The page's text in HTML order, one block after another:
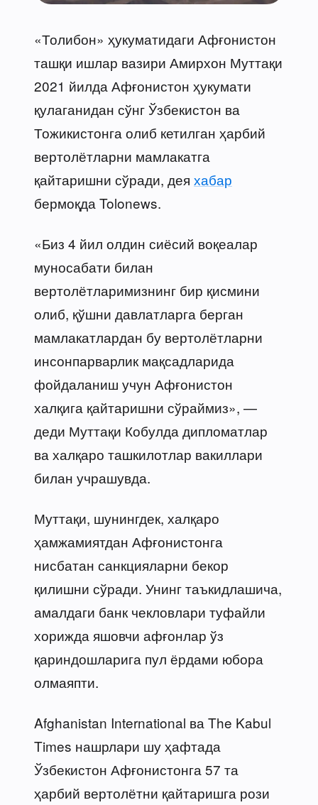
«Толибон» ҳукуматидаги Афғонистон
ташқи ишлар вазири Амирхон Муттақи
2021 йилда Афғонистон ҳукумати
қулаганидан сўнг Ўзбекистон ва
Тожикистонга олиб кетилган ҳарбий
вертолётларни мамлакатга
қайтаришни сўради, дея хабар
бермоқда Tolonews.
«Биз 4 йил олдин сиёсий воқеалар
муносабати билан
вертолётларимизнинг бир қисмини
олиб, қўшни давлатларга берган
мамлакатлардан бу вертолётларни
инсонпарварлик мақсадларида
фойдаланиш учун Афғонистон
халқига қайтаришни сўраймиз», —
деди Муттақи Кобулда дипломатлар
ва халқаро ташкилотлар вакиллари
билан учрашувда.
Муттақи, шунингдек, халқаро
ҳамжамиятдан Афғонистонга
нисбатан санкцияларни бекор
қилишни сўради. Унинг таъкидлашича,
амалдаги банк чекловлари туфайли
хорижда яшовчи афғонлар ўз
қариндошларига пул ёрдами юбора
олмаяпти.
Afghanistan International ва The Kabul
Times нашрлари шу ҳафтада
Ўзбекистон Афғонистонга 57 та
ҳарбий вертолётни қайтаришга рози